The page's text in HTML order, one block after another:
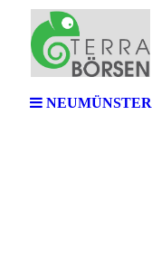
NEUMÜNSTER